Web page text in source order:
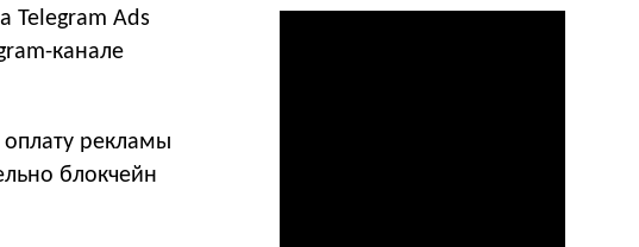
Telegram Ads
канале
рекламы
блокчейн